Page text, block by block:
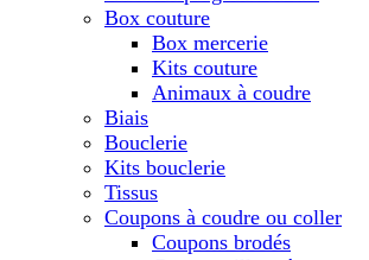
Box couture
Box mercerie
Kits couture
Animaux à coudre
Biais
Bouclerie
Kits bouclerie
Tissus
Coupons à coudre ou coller
Coupons brodés